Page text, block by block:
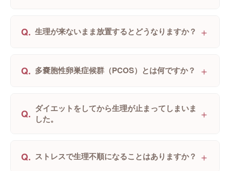
Q. 生理が来ないまま放置するとどうなりますか？ ＋
Q. 多嚢胞性卵巣症候群（PCOS）とは何ですか？ ＋
Q. ダイエットをしてから生理が止まってしまいま
した。
＋
Q. ストレスで生理不順になることはありますか？ ＋